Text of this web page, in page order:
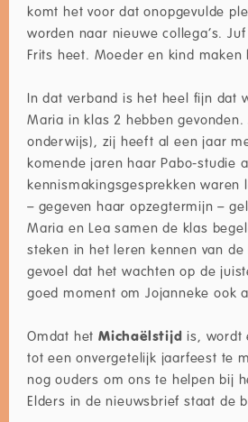
komt het voor dat onopgevulde
worden naar nieuwe collega’s.
Frits heet. Moeder en kind maken
In dat verband is het heel fijn dat
Maria in klas 2 hebben
onderwijs), zij heeft al een jaar
komende jaren haar Pabo-studie
kennismakingsgesprekken
– gegeven haar opzegtermijn –
Maria en Lea samen de klas
steken in het leren kennen van
gevoel dat het wachten op de
goed moment om Jojanneke ook
Omdat het Michaëlstijd is, wordt
tot een onvergetelijk jaarfeest te
nog ouders om ons te helpen bij
Elders in de nieuwsbrief staat de